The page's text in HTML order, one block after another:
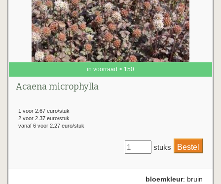
in voorraad > 150
Acaena microphylla
1 voor 2.67 euro/stuk
2 voor 2.37 euro/stuk
vanaf 6 voor 2.27 euro/stuk
stuks
bloemkleur: bruin